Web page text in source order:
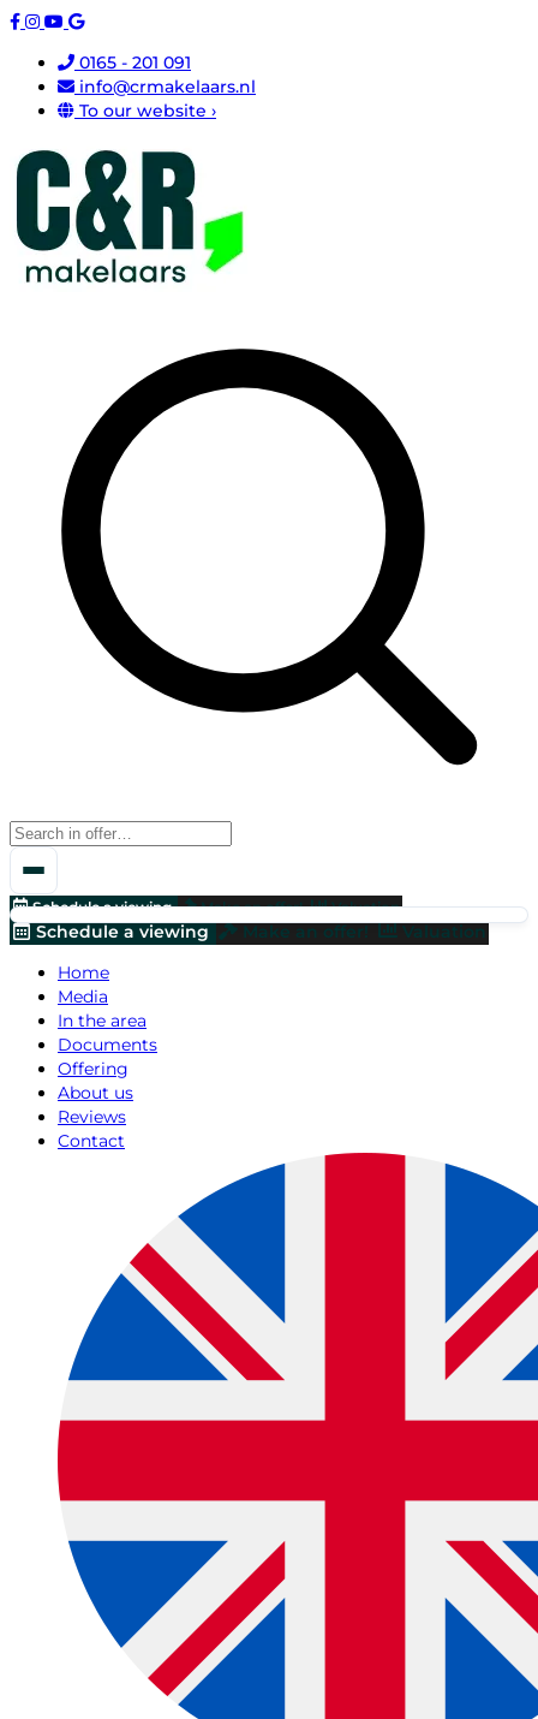
0165 - 201 091
info@crmakelaars.nl
To our website ›
Schedule a viewing Make an offer! Valuation
Schedule a viewing Make an offer!
Valuation
Home
Media
In the area
Documents
Offering
About us
Reviews
Contact